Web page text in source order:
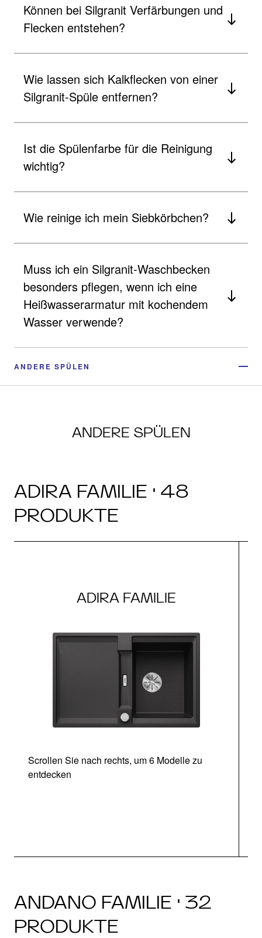
Können bei Silgranit Verfärbungen und
Flecken entstehen?
Wie lassen sich Kalkflecken von einer
Silgranit-Spüle entfernen?
Ist die Spülenfarbe für die Reinigung
wichtig?
Wie reinige ich mein Siebkörbchen?
Muss ich ein Silgranit-Waschbecken
besonders pflegen, wenn ich eine
Heißwasserarmatur mit kochendem
Wasser verwende?
ANDERE SPÜLEN
ANDERE SPÜLEN
ADIRA FAMILIE · 48
PRODUKTE
ADIRA FAMILIE
Scrollen Sie nach rechts, um 6 Modelle zu
entdecken
ANDANO FAMILIE · 32
PRODUKTE